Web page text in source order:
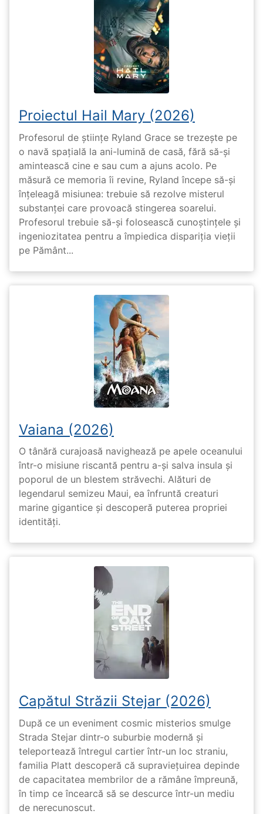
Proiectul Hail Mary (2026)
Profesorul de științe Ryland Grace se trezește pe
o navă spațială la ani-lumină de casă, fără să-și
amintească cine e sau cum a ajuns acolo. Pe
măsură ce memoria îi revine, Ryland începe să-și
înțeleagă misiunea: trebuie să rezolve misterul
substanței care provoacă stingerea soarelui.
Profesorul trebuie să-și folosească cunoștințele și
ingeniozitatea pentru a împiedica dispariția vieții
pe Pământ...
Vaiana (2026)
O tânără curajoasă navighează pe apele oceanului
într-o misiune riscantă pentru a-și salva insula și
poporul de un blestem străvechi. Alături de
legendarul semizeu Maui, ea înfruntă creaturi
marine gigantice și descoperă puterea propriei
identități.
Capătul Străzii Stejar (2026)
După ce un eveniment cosmic misterios smulge
Strada Stejar dintr-o suburbie modernă și
teleportează întregul cartier într-un loc straniu,
familia Platt descoperă că supraviețuirea depinde
de capacitatea membrilor de a rămâne împreună,
în timp ce încearcă să se descurce într-un mediu
de nerecunoscut.